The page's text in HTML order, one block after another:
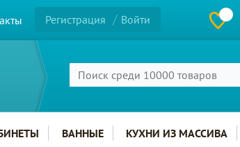
Регистрация Войти
ВАННЫЕ КУХНИ ИЗ МАССИВА